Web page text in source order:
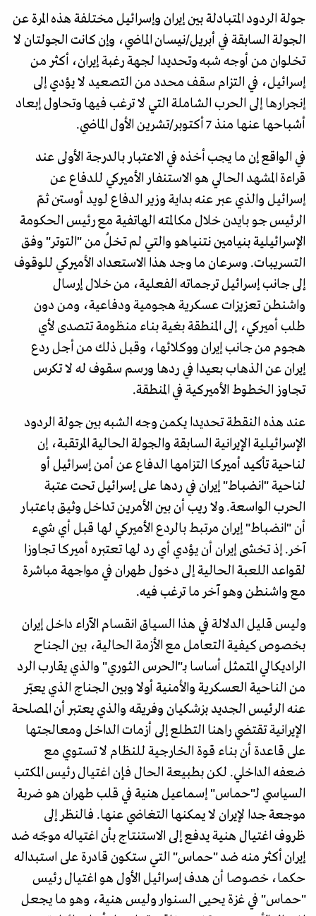
جولة الردود المتبادلة بين إيران وإسرائيل مختلفة هذه المرة عن
الجولة السابقة في أبريل/نيسان الماضي، وإن كانت الجولتان لا
تخلوان من أوجه شبه وتحديدا لجهة رغبة إيران، أكثر من
إسرائيل، في التزام سقف محدد من التصعيد لا يؤدي إلى
إنجرارها إلى الحرب الشاملة التي لا ترغب فيها وتحاول إبعاد
أشباحها عنها منذ 7 أكتوبر/تشرين الأول الماضي.
في الواقع إن ما يجب أخذه في الاعتبار بالدرجة الأولى عند
قراءة المشهد الحالي هو الاستنفار الأميركي للدفاع عن
إسرائيل والذي عبر عنه بداية وزير الدفاع لويد أوستن ثمّ
الرئيس جو بايدن خلال مكالمته الهاتفية مع رئيس الحكومة
الإسرائيلية بنيامين نتنياهو والتي لم تخلُ من "التوتر" وفق
التسريبات. وسرعان ما وجد هذا الاستعداد الأميركي للوقوف
إلى جانب إسرائيل ترجماته الفعلية، من خلال إرسال
واشنطن تعزيزات عسكرية هجومية ودفاعية، ومن دون
طلب أميركي، إلى المنطقة بغية بناء منظومة تتصدى لأي
هجوم من جانب إيران ووكلائها، وقبل ذلك من أجل ردع
إيران عن الذهاب بعيدا في ردها ورسم سقوف له لا تكرس
تجاوز الخطوط الأميركية في المنطقة.
عند هذه النقطة تحديدا يكمن وجه الشبه بين جولة الردود
الإسرائيلية الإيرانية السابقة والجولة الحالية المرتقبة، إن
لناحية تأكيد أميركا التزامها الدفاع عن أمن إسرائيل أو
لناحية "انضباط" إيران في ردها على إسرائيل تحت عتبة
الحرب الواسعة. ولا ريب أن بين الأمرين تداخل وثيق باعتبار
أن "انضباط" إيران مرتبط بالردع الأميركي لها قبل أي شيء
آخر. إذ تخشى إيران أن يؤدي أي رد لها تعتبره أميركا تجاوزا
لقواعد اللعبة الحالية إلى دخول طهران في مواجهة مباشرة
مع واشنطن وهو آخر ما ترغب فيه.
وليس قليل الدلالة في هذا السياق انقسام الآراء داخل إيران
بخصوص كيفية التعامل مع الأزمة الحالية، بين الجناح
الراديكالي المتمثل أساسا بـ"الحرس الثوري" والذي يقارب الرد
من الناحية العسكرية والأمنية أولا وبين الجناج الذي يعبّر
عنه الرئيس الجديد بزشكيان وفريقه والذي يعتبر أن المصلحة
الإيرانية تقتضي راهنا التطلع إلى أزمات الداخل ومعالجتها
على قاعدة أن بناء قوة الخارجية للنظام لا تستوي مع
ضعفه الداخلي. لكن بطبيعة الحال فإن اغتيال رئيس المكتب
السياسي لـ"حماس" إسماعيل هنية في قلب طهران هو ضربة
موجعة جدا لإيران لا يمكنها التغاضي عنها. فالنظر إلى
ظروف اغتيال هنية يدفع إلى الاستنتاج بأن اغتياله موجّه ضد
إيران أكثر منه ضد "حماس" التي ستكون قادرة على استبداله
حكما، خصوصا أن هدف إسرائيل الأول هو اغتيال رئيس
"حماس" في غزة يحيى السنوار وليس هنية، وهو ما يجعل